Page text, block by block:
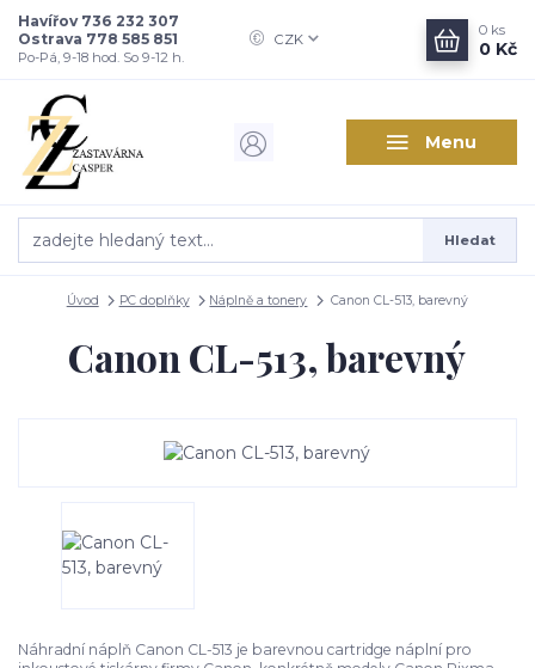
Menu
CZK
Hledat
Havířov 736 232 307
Ostrava 778 585 851
Po-Pá, 9-18 hod. So 9-12 h.
0 ks
0 Kč
Úvod PC doplňky Náplně a tonery Canon CL-513, barevný
Canon CL-513, barevný
Náhradní náplň Canon CL-513 je barevnou cartridge náplní pro